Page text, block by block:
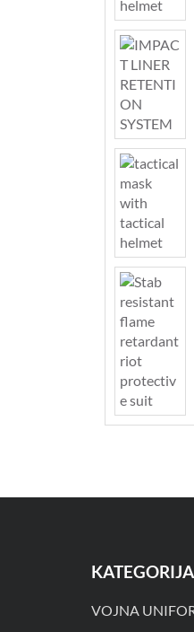
VOJNA